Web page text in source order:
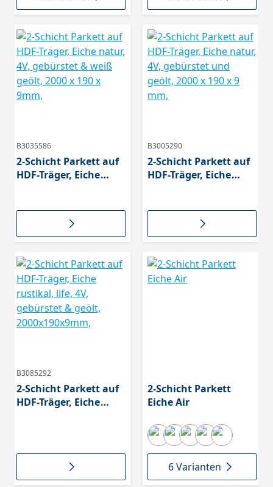
B3035586
2-Schicht Parkett auf
HDF-Träger, Eiche
x 9mm,
B3005290
2-Schicht Parkett auf
HDF-Träger, Eiche
9 mm,
B3085292
2-Schicht Parkett auf
HDF-Träger, Eiche
2-Schicht Parkett
Eiche Air
6 Varianten